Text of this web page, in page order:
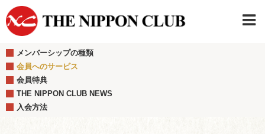
メンバーシップの種類
会員へのサービス
会員特典
THE NIPPON CLUB NEWS
入会方法
日本クラブメンバーログイン